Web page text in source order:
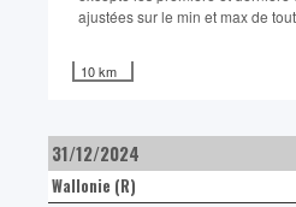
ajustées sur le min et max de
10 km
31/12/2024
Wallonie (R)